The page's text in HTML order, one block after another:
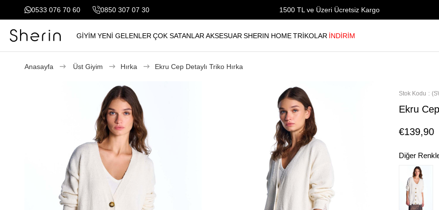
0533 076 70 60 0850 307 07 30 1500 TL ve Üzeri Ücretsiz Kargo
GİYİM YENİ GELENLER ÇOK SATANLAR AKSESUAR SHERIN HOME TRİKOLAR İNDİRİM
Anasayfa Üst Giyim Hırka Ekru Cep Detaylı Triko Hırka
Stok Kodu
Ekru
€139,90
Diğer